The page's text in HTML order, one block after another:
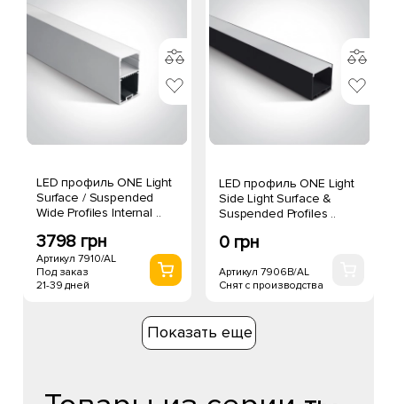
LED профиль ONE Light
Surface / Suspended
Wide Profiles Internal ..
3798 грн
Артикул 7910/AL
Под заказ
21-39 дней
LED профиль ONE Light
Side Light Surface &
Suspended Profiles ..
0 грн
Артикул 7906B/AL
Снят с производства
Показать еще